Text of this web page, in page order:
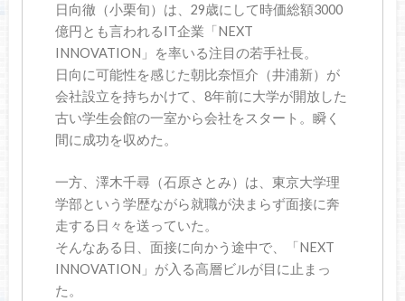
日向徹（小栗旬）は、29歳にして時価総額3000
億円とも言われるIT企業「NEXT
INNOVATION」を率いる注目の若手社長。
日向に可能性を感じた朝比奈恒介（井浦新）が
会社設立を持ちかけて、8年前に大学が開放した
古い学生会館の一室から会社をスタート。瞬く
間に成功を収めた。
一方、澤木千尋（石原さとみ）は、東京大学理
学部という学歴ながら就職が決まらず面接に奔
走する日々を送っていた。
そんなある日、面接に向かう途中で、「NEXT
INNOVATION」が入る高層ビルが目に止まっ
た。